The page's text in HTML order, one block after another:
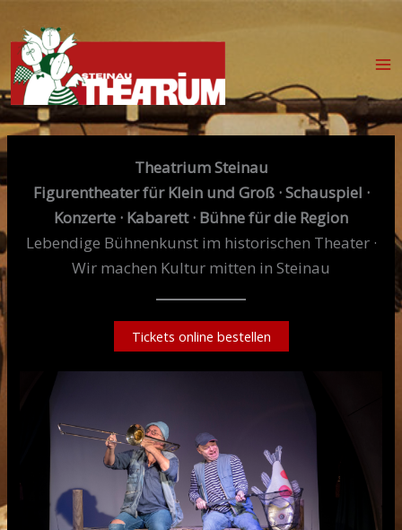
Inhalt
springen
Theatrium Steinau
Figurentheater für Klein und Groß · Schauspiel ·
Konzerte · Kabarett · Bühne für die Region
Lebendige Bühnenkunst im historischen Theater ·
Wir machen Kultur mitten in Steinau
Tickets online bestellen